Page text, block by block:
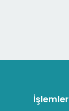
İşlemler